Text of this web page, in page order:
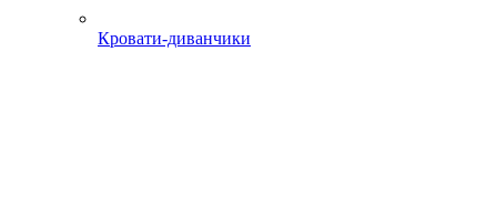
Кровати-диванчики